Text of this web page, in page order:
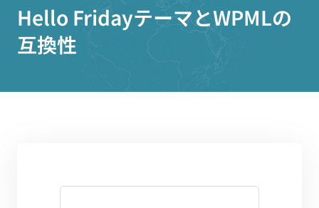
ッ
Hello FridayテーマとWPMLの
互換性